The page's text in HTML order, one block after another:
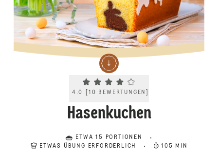
Current rating 4.0. Click to rate.
4.0 [10 BEWERTUNGEN
Hasenkuchen
ETWA 15 PORTIONEN
ETWAS ÜBUNG ERFORDERLICH
105 MIN